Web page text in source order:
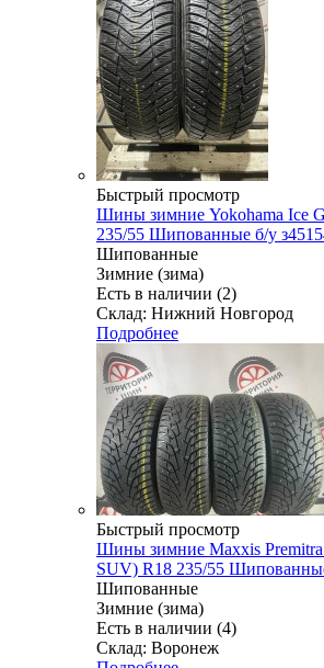
Быстрый просмотр
Шины зимние Yokohama Ice
235/55 Шипованные б/у
Шипованные
Зимние (зима)
Есть в наличии (2)
Склад: Нижний Новгород
Подробнее
Быстрый просмотр
Шины зимние Maxxis
SUV) R18 235/55
Шипованные
Зимние (зима)
Есть в наличии (4)
Склад: Воронеж